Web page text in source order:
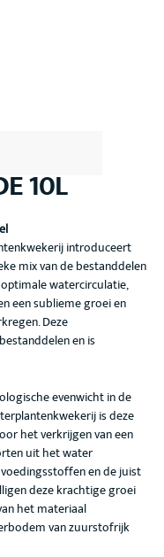
10L
introduceert
mix van de bestanddelen
watercirculatie,
een sublieme groei en
Deze
en is
evenwicht in de
is deze
het verkrijgen van een
uit het water
en de juist
deze krachtige groei
het materiaal
van zuurstofrijk